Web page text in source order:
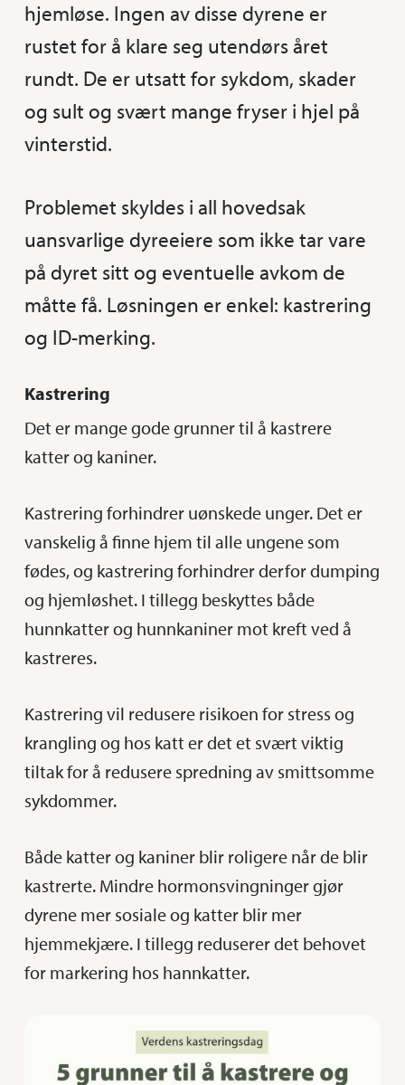
hjemløse. Ingen av disse dyrene er
rustet for å klare seg utendørs året
rundt. De er utsatt for sykdom, skader
og sult og svært mange fryser i hjel på
vinterstid.
Problemet skyldes i all hovedsak
uansvarlige dyreeiere som ikke tar vare
på dyret sitt og eventuelle avkom de
måtte få. Løsningen er enkel: kastrering
og ID-merking.
Kastrering
Det er mange gode grunner til å kastrere
katter og kaniner.
Kastrering forhindrer uønskede unger. Det er
vanskelig å finne hjem til alle ungene som
fødes, og kastrering forhindrer derfor dumping
og hjemløshet. I tillegg beskyttes både
hunnkatter og hunnkaniner mot kreft ved å
kastreres.
Kastrering vil redusere risikoen for stress og
krangling og hos katt er det et svært viktig
tiltak for å redusere spredning av smittsomme
sykdommer.
Både katter og kaniner blir roligere når de blir
kastrerte. Mindre hormonsvingninger gjør
dyrene mer sosiale og katter blir mer
hjemmekjære. I tillegg reduserer det behovet
for markering hos hannkatter.